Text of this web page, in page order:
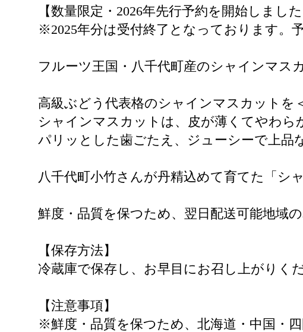
【数量限定・2026年先行予約を開始しました
※2025年分は受付終了となっております。
フルーツ王国・八千代町産のシャインマス
高級ぶどう代表格のシャインマスカットを
シャインマスカットは、皮が薄くてやわら
パリッとした歯ごたえ、ジューシーで上品
八千代町小竹さんが丹精込めて育てた「シ
鮮度・品質を保つため、翌日配送可能地域
【保存方法】
冷蔵庫で保存し、お早目にお召し上がりくだ
【注意事項】
※鮮度・品質を保つため、北海道・中国・